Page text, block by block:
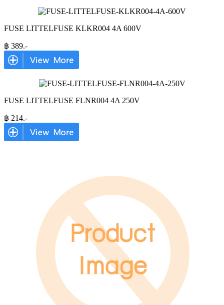
FUSE LITTELFUSE KLKR004 4A 600V
฿ 389.-
FUSE LITTELFUSE FLNR004 4A 250V
฿ 214.-